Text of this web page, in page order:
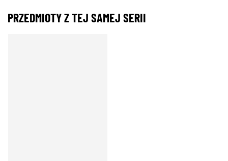
PRZEDMIOTY Z TEJ SAMEJ SERII